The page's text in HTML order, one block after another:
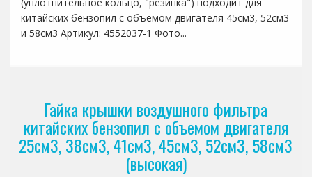
(уплотнительное кольцо, "резинка") подходит для
китайских бензопил с объемом двигателя 45см3, 52см3
и 58см3 Артикул: 4552037-1 Фото...
Гайка крышки воздушного фильтра
китайских бензопил с объемом двигателя
25см3, 38см3, 41см3, 45см3, 52см3, 58см3
(высокая)